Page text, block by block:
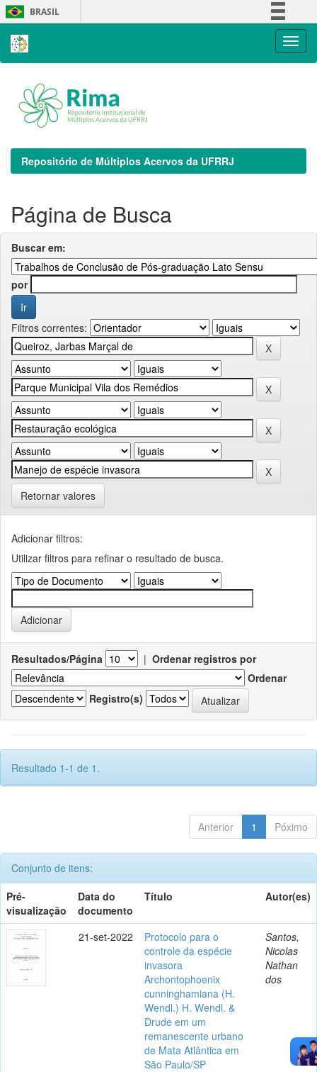
Skip
navigation
BRASIL
Repositório de Múltiplos Acervos da UFRRJ
Página de Busca
Buscar em:
por
Filtros correntes:
Retornar valores
Adicionar filtros:
Utilizar filtros para refinar o resultado de busca.
Resultados/Página | Ordenar registros por
Ordenar
Registro(s)
Resultado 1-1 de 1.
Anterior 1 Póximo
Conjunto de itens:
Pré-
visualização
Data do
documento
Título Autor(es)
21-set-2022
Protocolo para o
controle da espécie
invasora
Archontophoenix
cunninghamiana (H.
Wendl.) H. Wendl. &
Drude em um
remanescente urbano
de Mata Atlântica em
São Paulo/SP
Santos,
Nicolas
Nathan
dos